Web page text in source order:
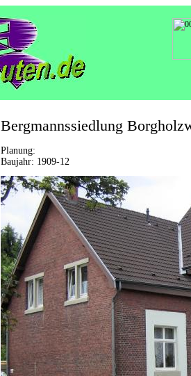
Bergmannssiedlung
Planung:
Baujahr: 1909-12